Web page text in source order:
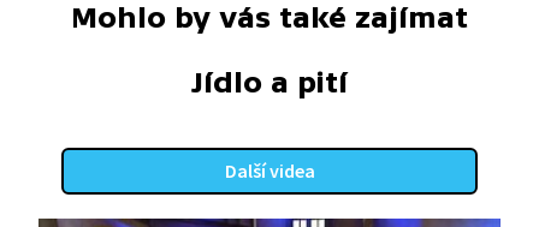
Mohlo by vás také zajímat
Jídlo a pití
Další videa